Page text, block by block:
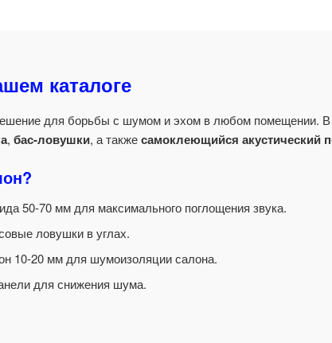
каталоге
для борьбы с шумом и эхом в любом помещении. В
, бас-ловушки, а такжесамоклеющийся акустический
50-70 мм для максимального поглощения звука.
ловушки в углах.
10-20 мм для шумоизоляции салона.
для снижения шума.